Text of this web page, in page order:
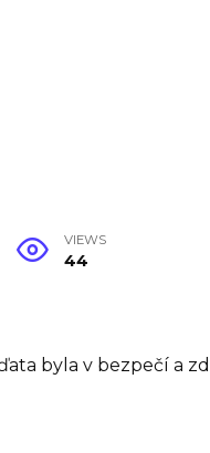
VIEWS
44
byla v bezpečí a